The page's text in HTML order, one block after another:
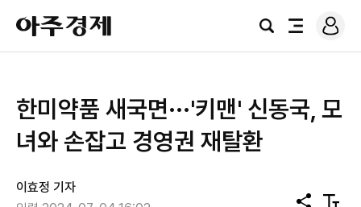
아
주
경
검
전
로
그
한미약품 새국면···'키맨' 신동국, 모
녀와 손잡고 경영권 재탈환
이효정 기자